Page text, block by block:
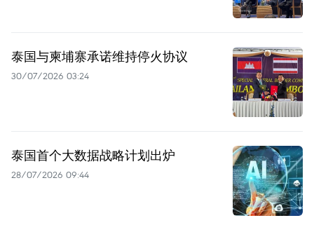
泰国与柬埔寨承诺维持停火协议
30/07/2026 03:24
泰国首个大数据战略计划出炉
28/07/2026 09:44